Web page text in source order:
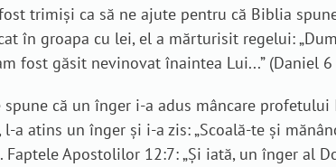
trimiși ca să ne ajute pentru că Biblia
în groapa cu lei, el a mărturisit regelui:
fost găsit nevinovat înaintea Lui...” (Daniel 6
că un înger i-a adus mâncare
l-a atins un înger şi i-a zis: „Scoală-te şi
Faptele Apostolilor 12:7: „Şi iată, un înger al